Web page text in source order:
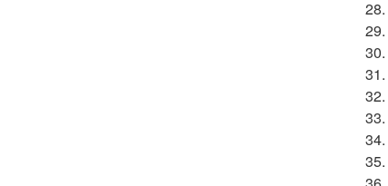
28.
29.
30.
31.
32.
33.
34.
35.